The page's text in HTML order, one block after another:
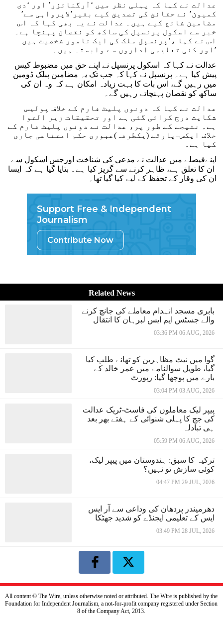
عدالت نے کہا کہ پہلی نظر میں ‘آرگنائزر’ اور ‘دی
کمیون’ نے حقائق کی تصدیق کیے بغیر’لاپرواہی سے’
مضامین شائع کیے ہیں۔ عدالت نے یہ بھی کہا کہ اس
خبر سے اسکول پرنسپل کی ساکھ کو نقصان پہنچا ہے۔
اس نے کہا ،’پرنسپل ملک کی ایک نامور شخصیت ہیں
اور کئی تعلیمی اداروں سے وابستہ ہیں۔’
عدالت نے کہا کہ اسکول پرنسپل نے اپنے حق میں مضبوط کیس
پیش کیا ہے۔ پرنسپل نے کہا کہ جب تک یہ مضامین پبلک ڈومین
میں رہیں گے، اس بات کا بہت زیادہ امکان ہے کہ وہ ان کی
ساکھ کو نقصان پہنچاتے رہیں گے۔
عدالت نے کہا کہ دونوں پلیٹ فارم کے خلاف پولیس
شکایت درج کرائی گئی ہے اور تحقیقات زیر التوا
ہے۔ نتیجے کے طور پر، عدالت نے دونوں پلیٹ فارم کے
خلاف ایکس–پارٹے (یکطرفہ)عبوری حکم امتناعی جاری
کیا ہے۔
اپنےفیصلے میں عدالت نے مدعی کی شناخت اورجس اسکول سے
ان کا تعلق ہے، ظاہر کرنے سے گریز کیا ہے۔ بتایا گیا ہے کہ ایسا
ان کی وقار کے تحفظ کے لیے کیا گیا تھا۔
Support Free & Independent
Journalism
Contribute Now
Related News
بابری مسجد انہدام معاملے کی جانچ کرنے
والے جسٹس ایم ایس لبرہان کا انتقال
03:36 PM 06 AUG, 2026
گوا میں نیٹ مظاہرین کو تھانے طلب کیا
گیا، طویل سوالنامے میں عمر خالد کے
بارے میں پوچھا گیا: رپورٹ
03:04 PM 03 AUG, 2026
پیپر لیک معاملوں کی فاسٹ-ٹریک عدالت
کی جج کا پہلی شنوائی کے ہفتے بھر بعد
ہی تبادلہ
05:59 PM 06 AUG, 2026
ترکیہ کا سبق: ہندوستان میں پیپر لیک،
کوئی سازش تو نہیں؟
04:47 PM 29 JUL, 2026
دھرمیندر پردھان کی وداعی سے آر ایس
ایس کے تعلیمی ایجنڈے کو شدید جھٹکا
03:49 PM 28 JUL, 2026
All content © The Wire, unless otherwise noted or attributed. The Wire is published by the
Foundation for Independent Journalism, a not-for-profit company registered under Section
8 of the Company Act, 2013.